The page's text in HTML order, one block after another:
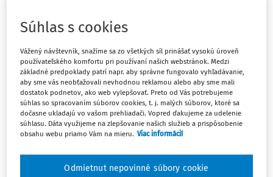
Vydané:8. 9. 2020
Ministerstvo školstva dnes spustilo novú platformuCovid
- školský semaforna získavanie informácií od riaditeľov
škôl a školských zariadení o vývoji epidemiologickej
situácie.
základných i stredných škôl. Má podobu formulára, ktorý
Súhlas s cookies
Vážený návštevník, snažíme sa zo všetkých síl prinášať vysokú úroveň
používateľského komfortu pri používaní našich webstránok. Medzi
základné predpoklady patrí napr. aby správne fungovalo vyhľadávanie,
aby sme vás neobťažovali nevhodnou reklamou alebo aby sme mali
dostatok podnetov, ako web vylepšovať. Preto od Vás potrebujeme
súhlas so spracovaním súborov cookies, t. j. malých súborov, ktoré sa
dočasne ukladajú vo vašom prehliadači. Vopred ďakujeme za udelenie
súhlasu. Dáta využijeme na zlepšovanie našich služieb a prispôsobenie
obsahu webu priamo Vám na mieru. Viac informácií
Odmietnut nepovinné súbory cookie